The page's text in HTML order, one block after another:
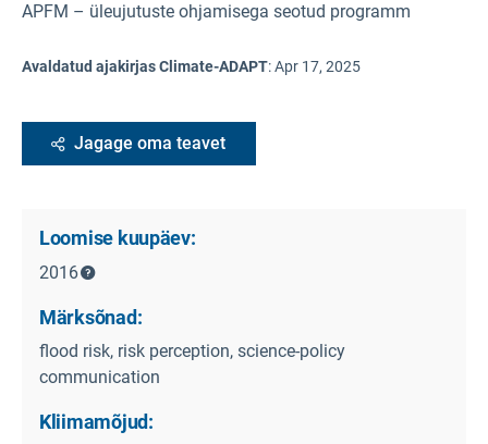
APFM – üleujutuste ohjamisega seotud programm
Avaldatud ajakirjas Climate-ADAPT:Apr 17, 2025
Jagage oma teavet
Loomise kuupäev:
2016
Märksõnad:
flood risk, risk perception, science-policy
communication
Kliimamõjud: